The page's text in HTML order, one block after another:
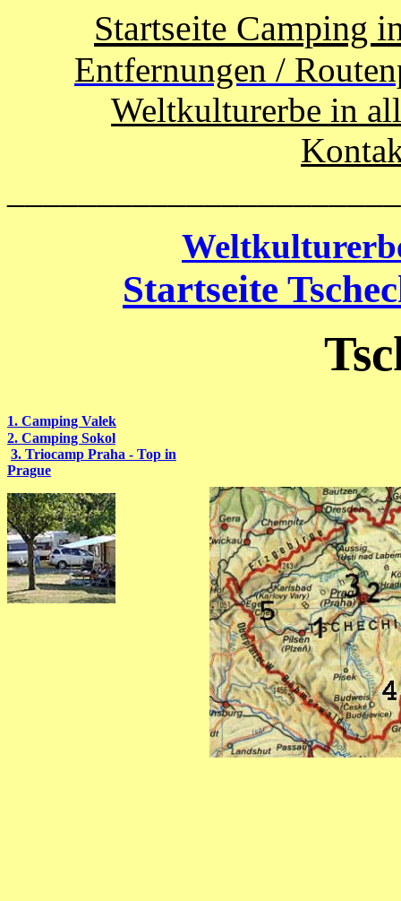
Startseite Camping
Entfernungen /
Weltkulturerbe in
Startseite
1. Camping Valek
2. Camping Sokol
3. Triocamp Praha - Top in
Prague